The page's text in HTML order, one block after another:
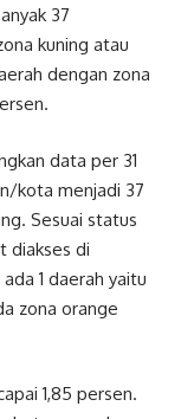
37
kuning atau
dengan zona
data per 31
kota menjadi 37
Sesuai status
diakses di
1 daerah yaitu
zona orange
1,85 persen.